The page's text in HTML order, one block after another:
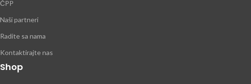
ČPP
Naši partneri
Radite sa nama
Kontaktirajte nas
Shop